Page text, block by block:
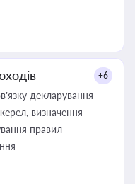
+6
декларування
визначення
правил